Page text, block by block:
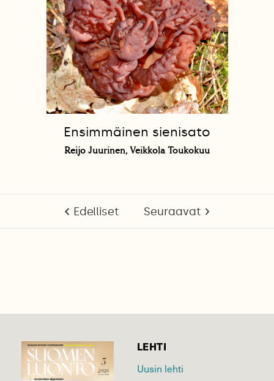
Ensimmäinen sienisato
Reijo Juurinen, Veikkola Toukokuu
Edelliset Seuraavat
LEHTI
Uusin lehti